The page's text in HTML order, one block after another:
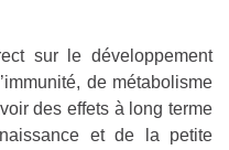
sur le développement
de métabolisme
des effets à long terme
et de la petite